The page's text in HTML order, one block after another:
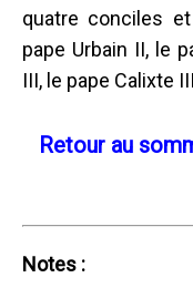
quatre conciles
pape Urbain II, le
III, le pape Calixte
Retour au
Notes :